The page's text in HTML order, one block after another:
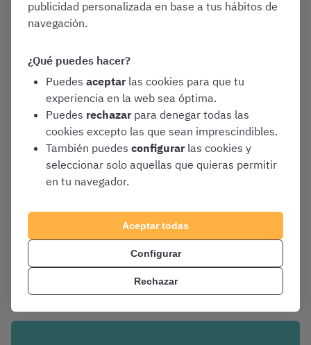
Convocatorias y Guías de Oposiciones
Febrero 20, 2019
Acuerdo con USO Andalucía:
descuento del 20% para las
personas afiliadas
OpositaTest Varias oposiciones
publicidad personalizada en base a tus hábitos de
navegación.
¿Qué puedes hacer?
Puedes aceptar las cookies para que tu
experiencia en la web sea óptima.
Puedes rechazar para denegar todas las
cookies excepto las que sean imprescindibles.
También puedes configurar las cookies y
seleccionar solo aquellas que quieras permitir
en tu navegador.
Aceptar todas
Configurar
Rechazar